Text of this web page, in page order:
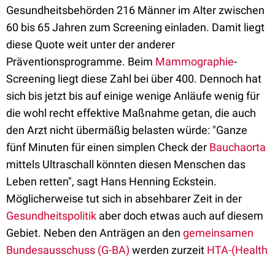
Gesundheitsbehörden 216 Männer im Alter zwischen
60 bis 65 Jahren zum Screening einladen. Damit liegt
diese Quote weit unter der anderer
Präventionsprogramme. Beim Mammographie-
Screening liegt diese Zahl bei über 400. Dennoch hat
sich bis jetzt bis auf einige wenige Anläufe wenig für
die wohl recht effektive Maßnahme getan, die auch
den Arzt nicht übermäßig belasten würde: "Ganze
fünf Minuten für einen simplen Check der Bauchaorta
mittels Ultraschall könnten diesen Menschen das
Leben retten", sagt Hans Henning Eckstein.
Möglicherweise tut sich in absehbarer Zeit in der
Gesundheitspolitik aber doch etwas auch auf diesem
Gebiet. Neben den Anträgen an den gemeinsamen
Bundesausschuss (G-BA) werden zurzeit HTA-(Health